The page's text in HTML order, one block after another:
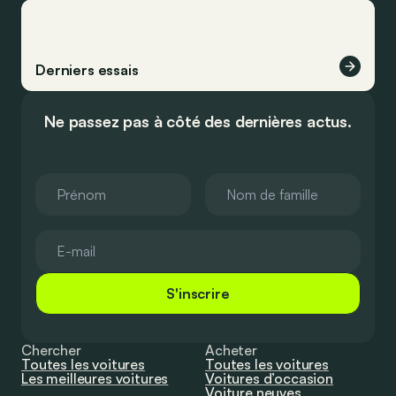
Derniers essais
Ne passez pas à côté des dernières actus.
S'inscrire
Chercher
Toutes les voitures
Les meilleures voitures
Acheter
Toutes les voitures
Voitures d’occasion